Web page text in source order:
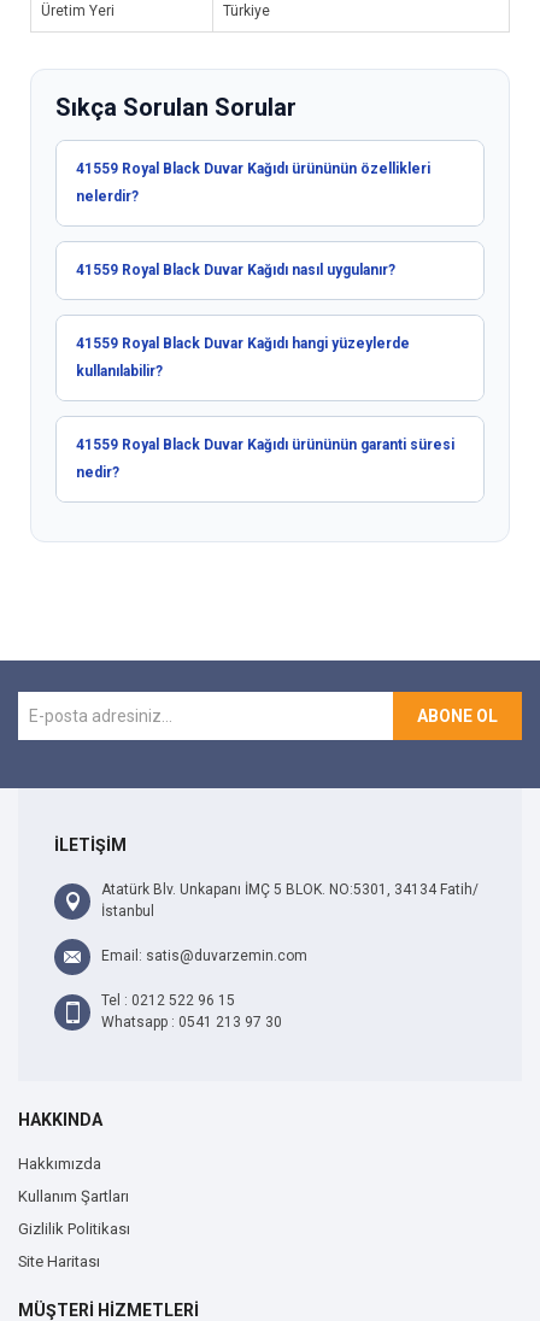
Üretim Yeri Türkiye
Sıkça Sorulan Sorular
41559 Royal Black Duvar Kağıdı ürününün özellikleri
nelerdir?
41559 Royal Black Duvar Kağıdı nasıl uygulanır?
41559 Royal Black Duvar Kağıdı hangi yüzeylerde
kullanılabilir?
41559 Royal Black Duvar Kağıdı ürününün garanti süresi
nedir?
ABONE OL
İLETİŞİM
Atatürk Blv. Unkapanı İMÇ 5 BLOK. NO:5301, 34134 Fatih/
İstanbul
Email: satis@duvarzemin.com
Tel : 0212 522 96 15
Whatsapp : 0541 213 97 30
HAKKINDA
Hakkımızda
Kullanım Şartları
Gizlilik Politikası
Site Haritası
MÜŞTERİ HİZMETLERİ